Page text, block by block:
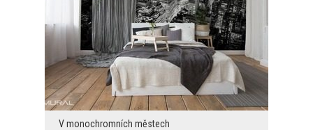
V monochromních městech